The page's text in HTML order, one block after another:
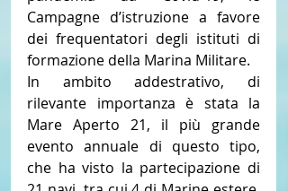
Campagne d’istruzione a favore
dei frequentatori degli istituti di
formazione della Marina Militare.
In ambito addestrativo, di
rilevante importanza è stata la
Mare Aperto 21, il più grande
evento annuale di questo tipo,
che ha visto la partecipazione di